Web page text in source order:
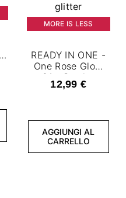
MORE IS LESS
READY IN ONE -
One Rose Glow
01 - Smalto
semipermanente
12,99 €
AGGIUNGI AL
CARRELLO